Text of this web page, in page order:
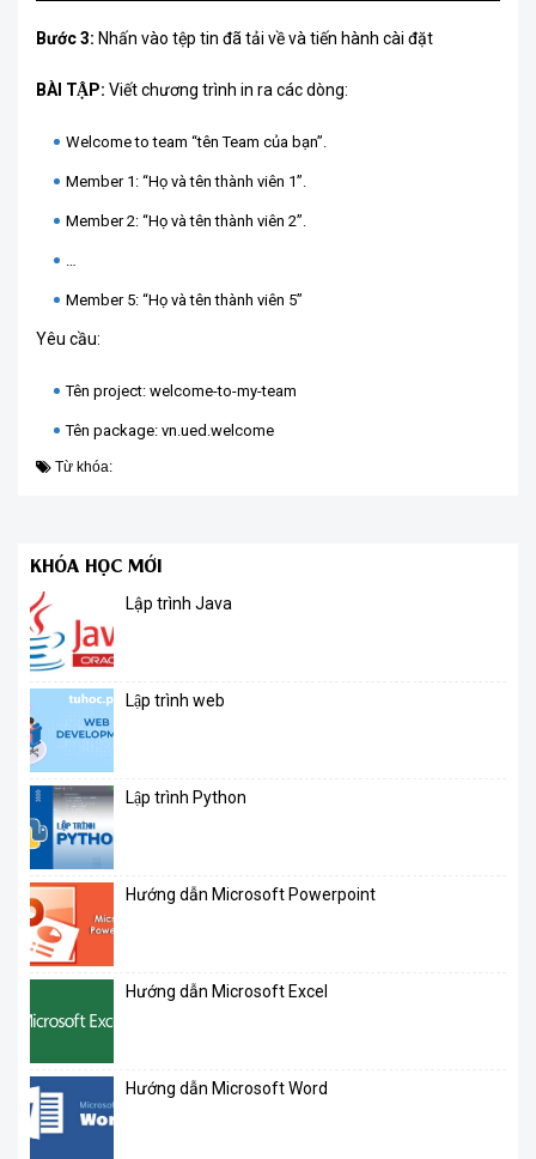
Bước 3: Nhấn vào tệp tin đã tải về và tiến hành cài đặt
BÀI TẬP: Viết chương trình in ra các dòng:
Welcome to team “tên Team của bạn”.
Member 1: “Họ và tên thành viên 1”.
Member 2: “Họ và tên thành viên 2”.
…
Member 5: “Họ và tên thành viên 5”
Yêu cầu:
Tên project: welcome-to-my-team
Tên package: vn.ued.welcome
Từ khóa:
KHÓA HỌC MỚI
Lập trình Java
Lập trình web
Lập trình Python
Hướng dẫn Microsoft Powerpoint
Hướng dẫn Microsoft Excel
Hướng dẫn Microsoft Word